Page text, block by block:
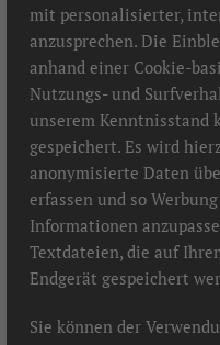
mit personalisierter,
anzusprechen. Die
anhand einer Cookie-
Nutzungs- und
unserem Kenntnisstand
gespeichert. Es wird
anonymisierte Daten
erfassen und so
Informationen
Textdateien, die auf
Endgerät gespeichert
Sie können der